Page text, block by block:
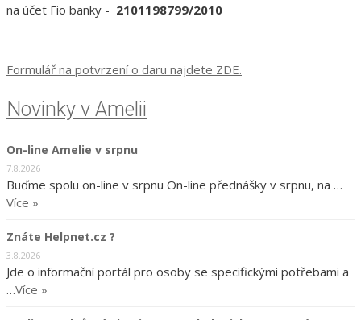
na účet Fio banky - 2101198799/2010
Formulář na potvrzení o daru najdete ZDE.
Novinky v Amelii
On-line Amelie v srpnu
7.8.2026
Buďme spolu on-line v srpnu On-line přednášky v srpnu, na …
Více »
Znáte Helpnet.cz ?
3.8.2026
Jde o informační portál pro osoby se specifickými potřebami a
…Více »